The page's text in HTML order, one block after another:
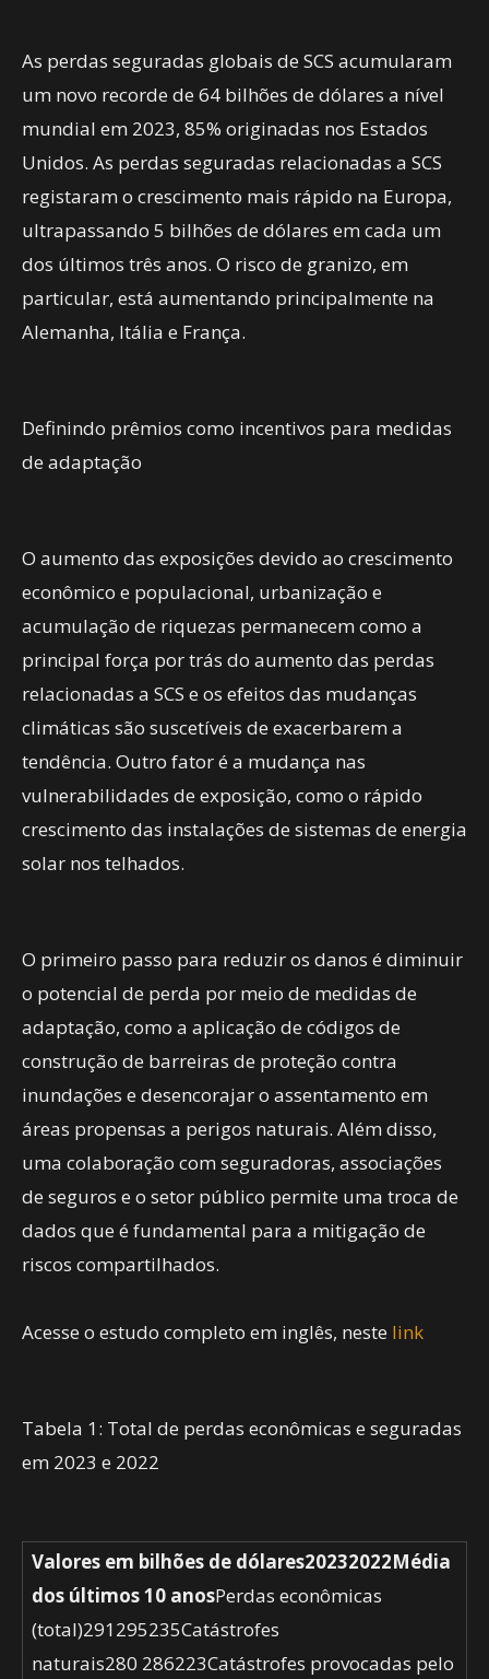
As perdas seguradas globais de SCS acumularam
um novo recorde de 64 bilhões de dólares a nível
mundial em 2023, 85% originadas nos Estados
Unidos. As perdas seguradas relacionadas a SCS
registaram o crescimento mais rápido na Europa,
ultrapassando 5 bilhões de dólares em cada um
dos últimos três anos. O risco de granizo, em
particular, está aumentando principalmente na
Alemanha, Itália e França.
Definindo prêmios como incentivos para medidas
de adaptação
O aumento das exposições devido ao crescimento
econômico e populacional, urbanização e
acumulação de riquezas permanecem como a
principal força por trás do aumento das perdas
relacionadas a SCS e os efeitos das mudanças
climáticas são suscetíveis de exacerbarem a
tendência. Outro fator é a mudança nas
vulnerabilidades de exposição, como o rápido
crescimento das instalações de sistemas de energia
solar nos telhados.
O primeiro passo para reduzir os danos é diminuir
o potencial de perda por meio de medidas de
adaptação, como a aplicação de códigos de
construção de barreiras de proteção contra
inundações e desencorajar o assentamento em
áreas propensas a perigos naturais. Além disso,
uma colaboração com seguradoras, associações
de seguros e o setor público permite uma troca de
dados que é fundamental para a mitigação de
riscos compartilhados.
Acesse o estudo completo em inglês, neste link
Tabela 1: Total de perdas econômicas e seguradas
em 2023 e 2022
Valores em bilhões de dólares20232022Média
dos últimos 10 anosPerdas econômicas
(total)291295235Catástrofes
naturais280 286223Catástrofes provocadas pelo